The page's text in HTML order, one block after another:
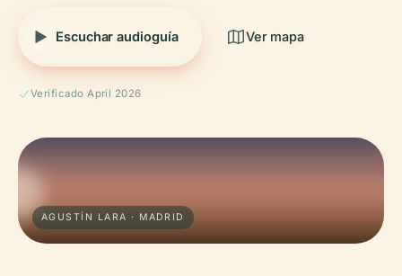
Escuchar audioguía Ver mapa
Verificado April 2026
AGUSTÍN LARA · MADRID